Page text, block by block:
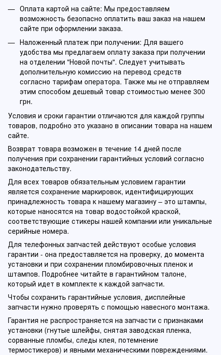
Оплата картой на сайте: Мы предоставляем
возможность безопасно оплатить ваш заказ на нашем
сайте при оформлении заказа.
Наложенный платеж при получении: Для вашего
удобства мы предлагаем оплату заказа при получении
на отделении "Новой почты". Следует учитывать
дополнительную комиссию на перевод средств
согласно тарифам оператора. Также мы не отправляем
этим способом дешевый товар стоимостью менее 300
грн.
Условия и сроки гарантии отличаются для каждой группы
товаров, подробно это указано в описании товара на нашем
сайте.
Возврат товара возможен в течение 14 дней после
получения при сохранении гарантийных условий согласно
законодательству.
Для всех товаров обязательным условием гарантии
является сохранение маркировок, идентифицирующих
принадлежность товара к нашему магазину – это штампы,
которые наносятся на товар водостойкой краской,
соответствующие стикеры нашей компании или уникальные
серийные номера.
Для телефонных запчастей действуют особые условия
гарантии - она предоставляется на проверку, до момента
установки и при сохранении пломбировочных пленок и
штампов. Подробнее читайте в гарантийном талоне,
который идет в комплекте к каждой запчасти.
Чтобы сохранить гарантийные условия, дисплейные
запчасти нужно проверять с помощью навесного монтажа.
Гарантия не распространяется на запчасти с признаками
установки (гнутые шлейфы, снятая заводская пленка,
сорванные пломбы, следы клея, потемнение
термостикеров) и явными механическими повреждениями.